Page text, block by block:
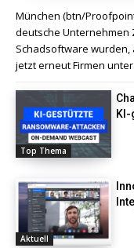
München (btn/
deutsche Unternehmen
Schadsoftware
jetzt erneut Firmen
Top Thema
Aktuell